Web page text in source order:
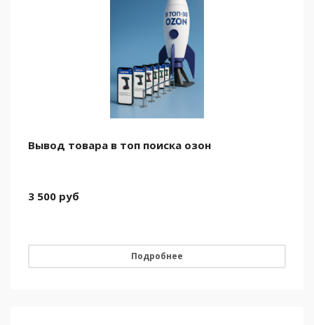
Вывод товара в топ поиска озон
3 500 руб
Подробнее